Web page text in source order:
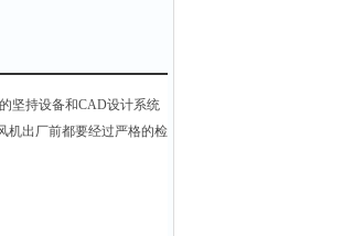
坚持设备和CAD设计系统
机出厂前都要经过严格的检